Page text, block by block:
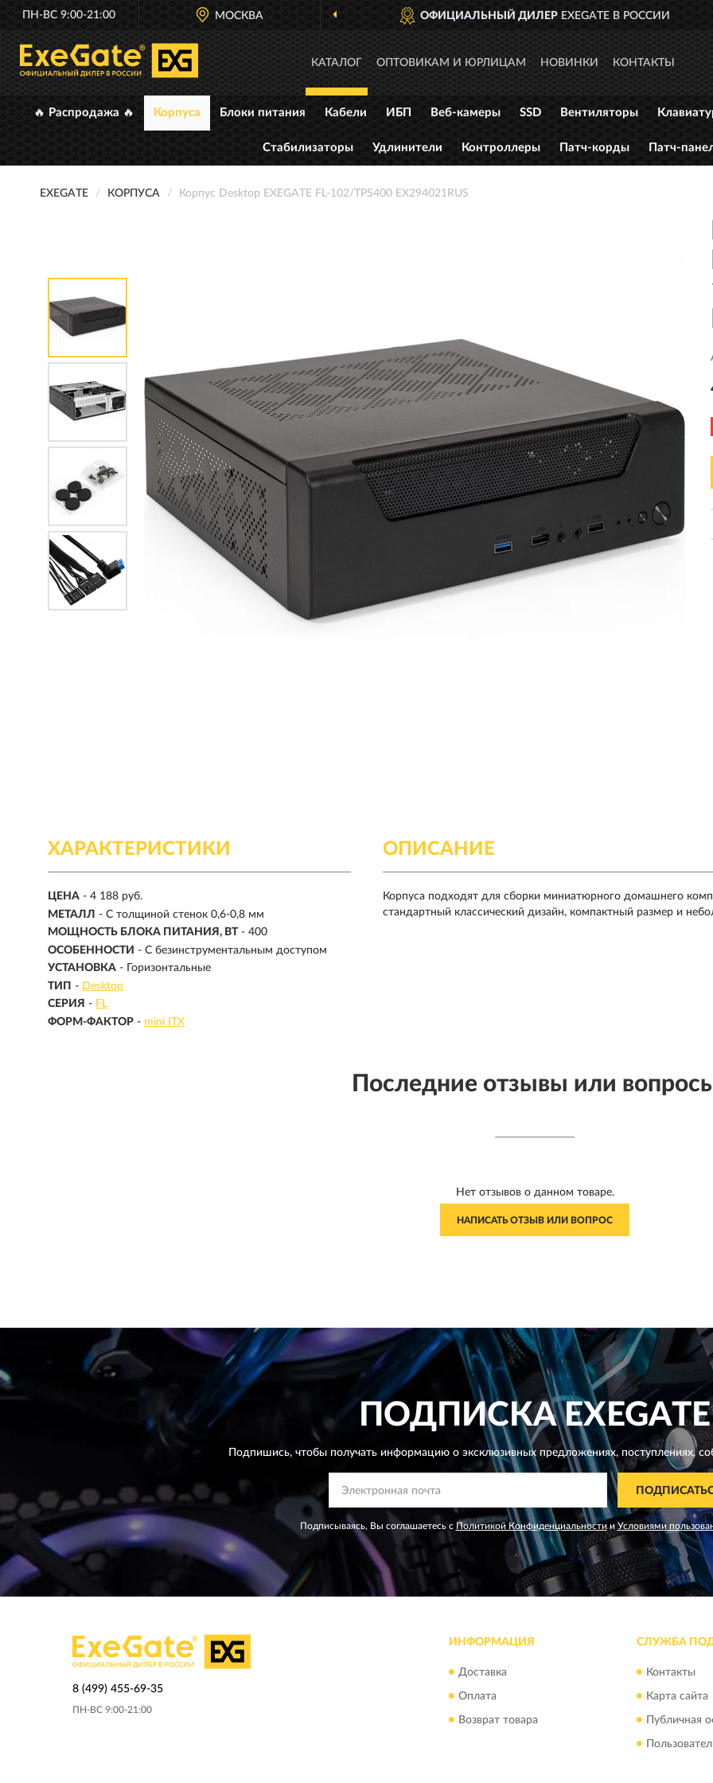
ПН-ВС 9:00-21:00 МОСКВА ОФИЦИАЛЬНЫЙ ДИЛЕРEXEGATE В РОССИИ
КАТАЛОГ ОПТОВИКАМ И ЮРЛИЦАМ НОВИНКИ КОНТАКТЫ
🔥 Распродажа 🔥 Корпуса Блоки питания Кабели ИБП Веб-камеры SSD Вентиляторы
Стабилизаторы Удлинители Контроллеры Патч-корды Патч-
EXEGATE КОРПУСА Корпус Desktop EXEGATE FL-102/TPS400 EX294021RUS
ХАРАКТЕРИСТИКИ
ЦЕНА - 4 188 руб.
МЕТАЛЛ - С толщиной стенок 0,6-0,8 мм
МОЩНОСТЬ БЛОКА ПИТАНИЯ, ВТ - 400
ОСОБЕННОСТИ - С безинструментальным доступом
УСТАНОВКА - Горизонтальные
ТИП - Desktop
СЕРИЯ - FL
ФОРМ-ФАКТОР - mini ITX
ОПИСАНИЕ
Корпуса подходят для сборки миниатюрного домашнего
стандартный классический дизайн, компактный размер и
Последние отзывы или
Нет отзывов о данном товаре.
НАПИСАТЬ ОТЗЫВ ИЛИ ВОПРОС
ПОДПИСКАEXEGATE
Подпишись, чтобы получать информацию о эксклюзивных предложениях,поступлениях,
Подписываясь, Вы соглашаетесь с Политикой Конфиденциальности иУсловиями
8 (499) 455-69-35
ПН-ВС 9:00-21:00
ИНФОРМАЦИЯ
Доставка
Оплата
Возврат товара
СЛУЖБА
Контакты
Карта сайта
Публичная